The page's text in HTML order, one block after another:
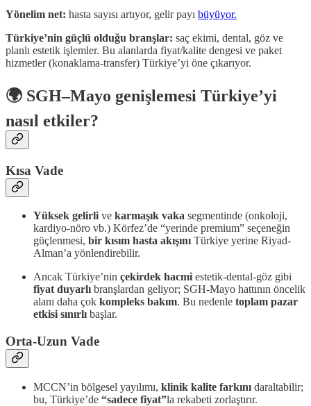
Yönelim net: hasta sayısı artıyor, gelir payı büyüyor.
Türkiye’nin güçlü olduğu branşlar: saç ekimi, dental, göz ve
planlı estetik işlemler. Bu alanlarda fiyat/kalite dengesi ve paket
hizmetler (konaklama-transfer) Türkiye’yi öne çıkarıyor.
🌍 SGH–Mayo genişlemesi Türkiye’yi
nasıl etkiler?
Kısa Vade
Yüksek gelirli ve karmaşık vaka segmentinde (onkoloji,
kardiyo-nöro vb.) Körfez’de “yerinde premium” seçeneğin
güçlenmesi, bir kısım hasta akışını Türkiye yerine Riyad-
Alman’a yönlendirebilir.
Ancak Türkiye’nin çekirdek hacmi estetik-dental-göz gibi
fiyat duyarlı branşlardan geliyor; SGH-Mayo hattının öncelik
alanı daha çok kompleks bakım. Bu nedenle toplam pazar
etkisi sınırlı başlar.
Orta-Uzun Vade
MCCN’in bölgesel yayılımı, klinik kalite farkını daraltabilir;
bu, Türkiye’de “sadece fiyat”la rekabeti zorlaştırır.